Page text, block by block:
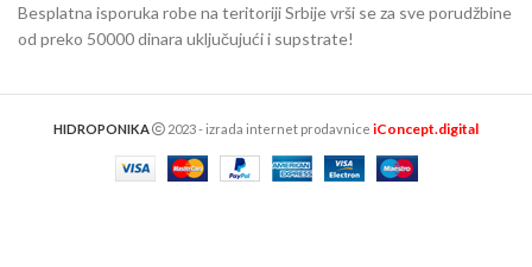
Besplatna isporuka robe na teritoriji Srbije vrši se za sve porudžbine
od preko 50000 dinara uključujući i supstrate!
HIDROPONIKA 2023 - izrada internet prodavnice iConcept.digital